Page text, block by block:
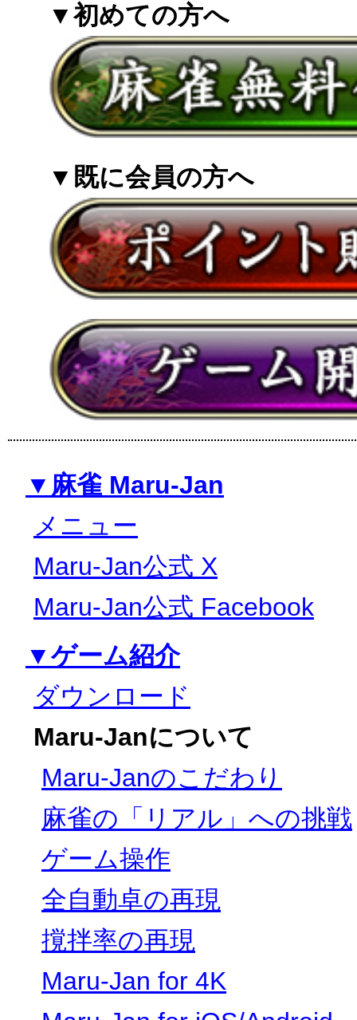
▼初めての方へ
▼既に会員の方へ
▼麻雀 Maru-Jan
メニュー
Maru-Jan公式 X
Maru-Jan公式 Facebook
▼ゲーム紹介
ダウンロード
Maru-Janについて
Maru-Janのこだわり
麻雀の「リアル」への挑戦
ゲーム操作
全自動卓の再現
撹拌率の再現
Maru-Jan for 4K